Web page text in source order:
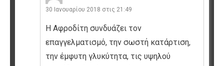
30 Ιανουαρίου 2018 στις 21:49
Η Αφροδίτη συνδυάζει τον
επαγγελματισμό, την σωστή κατάρτιση,
την έμφυτη γλυκύτητα, τις υψηλού